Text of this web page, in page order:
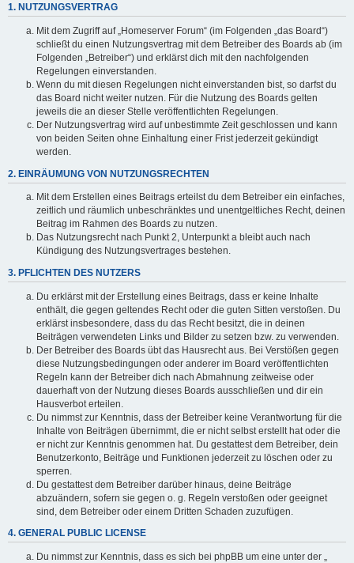
1. NUTZUNGSVERTRAG
Mit dem Zugriff auf „Homeserver Forum“ (im Folgenden „das Board“)
schließt du einen Nutzungsvertrag mit dem Betreiber des Boards ab (im
Folgenden „Betreiber“) und erklärst dich mit den nachfolgenden
Regelungen einverstanden.
Wenn du mit diesen Regelungen nicht einverstanden bist, so darfst du
das Board nicht weiter nutzen. Für die Nutzung des Boards gelten
jeweils die an dieser Stelle veröffentlichten Regelungen.
Der Nutzungsvertrag wird auf unbestimmte Zeit geschlossen und kann
von beiden Seiten ohne Einhaltung einer Frist jederzeit gekündigt
werden.
2. EINRÄUMUNG VON NUTZUNGSRECHTEN
Mit dem Erstellen eines Beitrags erteilst du dem Betreiber ein einfaches,
zeitlich und räumlich unbeschränktes und unentgeltliches Recht, deinen
Beitrag im Rahmen des Boards zu nutzen.
Das Nutzungsrecht nach Punkt 2, Unterpunkt a bleibt auch nach
Kündigung des Nutzungsvertrages bestehen.
3. PFLICHTEN DES NUTZERS
Du erklärst mit der Erstellung eines Beitrags, dass er keine Inhalte
enthält, die gegen geltendes Recht oder die guten Sitten verstoßen. Du
erklärst insbesondere, dass du das Recht besitzt, die in deinen
Beiträgen verwendeten Links und Bilder zu setzen bzw. zu verwenden.
Der Betreiber des Boards übt das Hausrecht aus. Bei Verstößen gegen
diese Nutzungsbedingungen oder anderer im Board veröffentlichten
Regeln kann der Betreiber dich nach Abmahnung zeitweise oder
dauerhaft von der Nutzung dieses Boards ausschließen und dir ein
Hausverbot erteilen.
Du nimmst zur Kenntnis, dass der Betreiber keine Verantwortung für die
Inhalte von Beiträgen übernimmt, die er nicht selbst erstellt hat oder die
er nicht zur Kenntnis genommen hat. Du gestattest dem Betreiber, dein
Benutzerkonto, Beiträge und Funktionen jederzeit zu löschen oder zu
sperren.
Du gestattest dem Betreiber darüber hinaus, deine Beiträge
abzuändern, sofern sie gegen o. g. Regeln verstoßen oder geeignet
sind, dem Betreiber oder einem Dritten Schaden zuzufügen.
4. GENERAL PUBLIC LICENSE
Du nimmst zur Kenntnis, dass es sich bei phpBB um eine unter der „